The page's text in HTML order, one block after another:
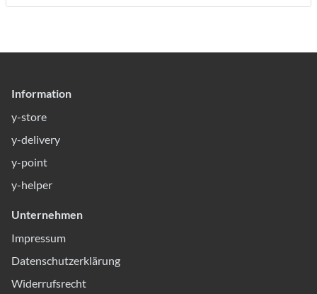
Information
y-store
y-delivery
y-point
y-helper
Unternehmen
Impressum
Datenschutzerklärung
Widerrufsrecht